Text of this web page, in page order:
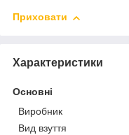
Приховати
Характеристики
Основні
Виробник
Вид взуття